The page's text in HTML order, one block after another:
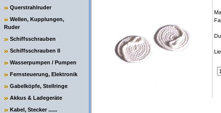
Querstrahlruder
Wellen, Kupplungen,
Ruder
Schiffsschrauben
Schiffsschrauben II
Wasserpumpen / Pumpen
Fernsteuerung, Elektronik
Gabelköpfe, Stellringe
Akkus & Ladegeräte
Kabel, Stecker ......